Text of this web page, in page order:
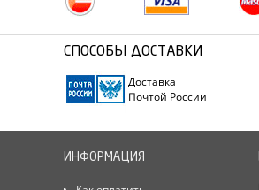
СПОСОБЫ ДОСТАВКИ
Доставка
Почтой России
ИНФОРМАЦИЯ